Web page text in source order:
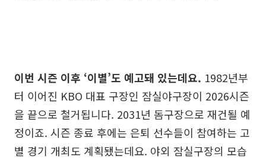
이번 시즌 이후 ‘이별’도 예고돼 있는데요. 1982년부
터 이어진 KBO 대표 구장인 잠실야구장이 2026시즌
을 끝으로 철거됩니다. 2031년 돔구장으로 재건될 예
정이죠. 시즌 종료 후에는 은퇴 선수들이 참여하는 고
별 경기 개최도 계획됐는데요. 야외 잠실구장의 모습